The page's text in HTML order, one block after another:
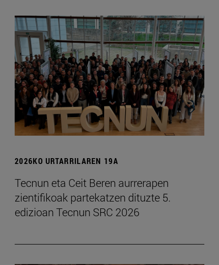
2026KO URTARRILAREN 19A
Tecnun eta Ceit Beren aurrerapen
zientifikoak partekatzen dituzte 5.
edizioan Tecnun SRC 2026